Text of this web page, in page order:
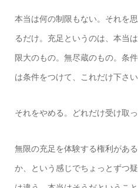
本当は何の制限もない。それを
るだけ。充足というのは、本当
限大のもの。無尽蔵のもの。条
は条件をつけて、これだけ下さい
それをやめる。どれだけ受け取っ
無限の充足を体験する権利があ
か、という感じでちょっとずつ